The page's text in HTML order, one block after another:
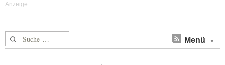
Suche nach: Menü